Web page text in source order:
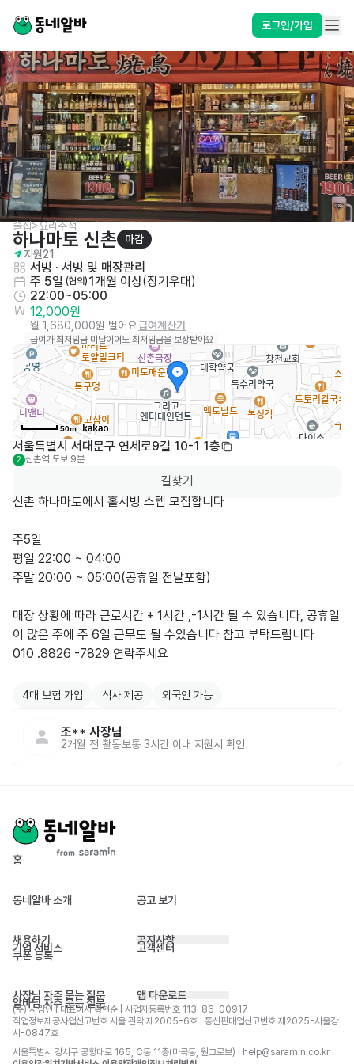
로그인/가입
술집>요리주점
하나마토 신촌
마감
지원21
서빙 · 서빙 및 매장관리
주 5일 (협의) 1개월 이상(장기우대 )
22:00~05:00
12,000원
월 1,680,000원 벌어요급여계산기
급여가 최저임금 미달이어도 최저임금을 보장받아요
50m
서울특별시 서대문구 연세로9길 10-1 1층
2 신촌역 도보 9분
길찾기
신촌 하나마토에서 홀서빙 스텝 모집합니다
주5일
평일 22:00 ~ 04:00
주말 20:00 ~ 05:00(공휴일 전날포함)
매장 상황에 따라 근로시간 + 1시간 ,-1시간 될 수 있습니다, 공휴일
이 많은 주에 주 6일 근무도 될 수있습니다 참고 부탁드립니다
010 .8826 -7829 연락주세요
4대 보험 가입 식사 제공 외국인 가능
조** 사장님
2개월 전 활동보통 3시간 이내 지원서 확인
홈
동네알바 소개 공고 보기
채용하기
기업 서비스
쿠폰 등록
공지사항
고객센터
사장님 자주 묻는 질문
알바님 자주 묻는 질문
앱 다운로드
(주) 사람인 | 대표이사 황현순 | 사업자등록번호 113-86-00917
직업정보제공사업신고번호 서울 관악 제2005-6호 | 통신판매업신고번호 제2025-서울강
서-0847호
서울특별시 강서구 공항대로 165, C동 11층(마곡동, 원그로브) | help@saramin.co.kr